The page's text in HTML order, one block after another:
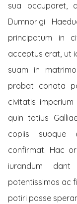
sua occuparet,
Dumnorigi
principatum in
acceptus erat, ut
suam in
probat conata
civitatis
quin totius
copiis suoque
confirmat. Hac
iurandum
potentissimos ac
potiri posse